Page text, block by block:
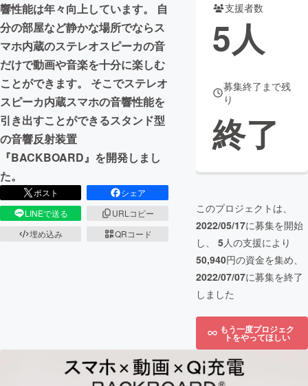
CAMPFIRE for Social Good
CAMPFIRE Creation
CAMPFIREふるさと納税machi-ya コミュニティ
響性能は年々向上しています。 自
分の部屋など静かな場所でならス
マホ内蔵のステレオスピーカの音
だけで動画や音楽を十分に楽しむ
ことができます。 そこでステレオ
スピーカ内蔵スマホの音響性能を
引き出すことができるスタンド型
の音響反射装置
『BACKBOARD』を開発しまし
た。
ポスト
シェア
LINEで送る
URLコピー
埋め込み
QRコード
支援者数
5人
募集終了まで残
り
終了
このプロジェクトは、
2022/05/17に募集を開始
し、 5人の支援により
50,940円の資金を集め、
2022/07/07に募集を終了
しました
もう一度プロジェク
トをやってほしい